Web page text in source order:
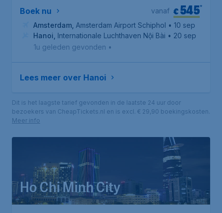
Boek nu €545*
vanaf
Amsterdam Amsterdam Airport Schiphol • 10 sep
Hanoi Internationale Luchthaven Nội Bài • 20 sep
1u geleden gevonden •
Lees meer over Hanoi
Dit is het laagste tarief gevonden in de laatste 24 uur door
bezoekers van CheapTickets.nl en is excl. € 29,90 boekingskosten.
Meer info
Ho Chi Minh City